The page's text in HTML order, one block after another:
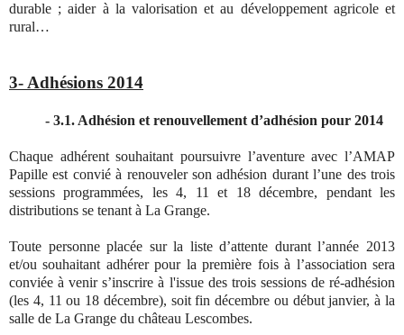
durable ; aider à la valorisation et au développement agricole et
rural…
3- Adhésions 2014
- 3.1. Adhésion et renouvellement d’adhésion pour 2014
Chaque adhérent souhaitant poursuivre l’aventure avec l’AMAP
Papille est convié à renouveler son adhésion durant l’une des trois
sessions programmées, les 4, 11 et 18 décembre, pendant les
distributions se tenant à La Grange.
Toute personne placée sur la liste d’attente durant l’année 2013
et/ou souhaitant adhérer pour la première fois à l’association sera
conviée à venir s’inscrire à l'issue des trois sessions de ré-adhésion
(les 4, 11 ou 18 décembre), soit fin décembre ou début janvier, à la
salle de La Grange du château Lescombes.